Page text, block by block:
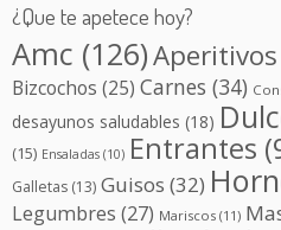
¿Que te apetece hoy?
Amc (126)Aperitivos
Bizcochos (25) Carnes (34)
desayunos saludables (18)
(15) Ensaladas (10) Entrantes
Galletas (13) Guisos (32)
Legumbres (27) Mariscos (11)